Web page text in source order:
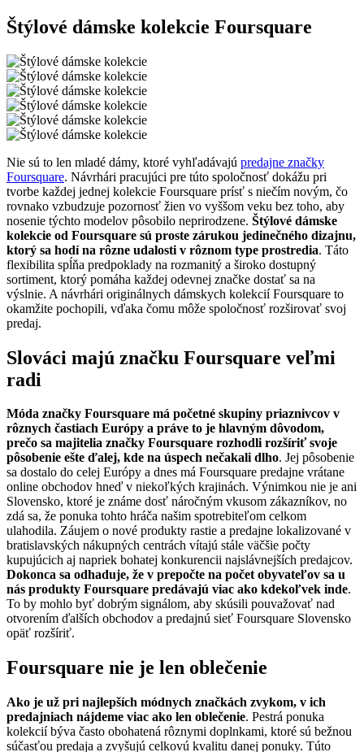
Štýlové dámske kolekcie Foursquare
Nie sú to len mladé dámy, ktoré vyhľadávajú predajne značky
Foursquare. Návrhári pracujúci pre túto spoločnosť dokážu pri
tvorbe každej jednej kolekcie Foursquare prísť s niečím novým, čo
rovnako vzbudzuje pozornosť žien vo vyššom veku bez toho, aby
nosenie týchto modelov pôsobilo neprirodzene. Štýlové dámske
kolekcie od Foursquare sú proste zárukou jedinečného dizajnu,
ktorý sa hodí na rôzne udalosti v rôznom type prostredia. Táto
flexibilita spĺňa predpoklady na rozmanitý a široko dostupný
sortiment, ktorý pomáha každej odevnej značke dostať sa na
výslnie. A návrhári originálnych dámskych kolekcií Foursquare to
okamžite pochopili, vďaka čomu môže spoločnosť rozširovať svoj
predaj.
Slováci majú značku Foursquare veľmi
radi
Móda značky Foursquare má početné skupiny priaznivcov v
rôznych častiach Európy a práve to je hlavným dôvodom,
prečo sa majitelia značky Foursquare rozhodli rozšíriť svoje
pôsobenie ešte ďalej, kde na úspech nečakali dlho. Jej pôsobenie
sa dostalo do celej Európy a dnes má Foursquare predajne vrátane
online obchodov hneď v niekoľkých krajinách. Výnimkou nie je ani
Slovensko, ktoré je známe dosť náročným vkusom zákazníkov, no
zdá sa, že ponuka tohto hráča našim spotrebiteľom celkom
ulahodila. Záujem o nové produkty rastie a predajne lokalizované v
bratislavských nákupných centrách vítajú stále väčšie počty
kupujúcich aj napriek bohatej konkurencii najslávnejších predajcov.
Dokonca sa odhaduje, že v prepočte na počet obyvateľov sa u
nás produkty Foursquare predávajú viac ako kdekoľvek inde.
To by mohlo byť dobrým signálom, aby skúsili pouvažovať nad
otvorením ďalších obchodov a predajnú sieť Foursquare Slovensko
opäť rozšíriť.
Foursquare nie je len oblečenie
Ako je už pri najlepších módnych značkách zvykom, v ich
predajniach nájdeme viac ako len oblečenie. Pestrá ponuka
kolekcií býva často obohatená rôznymi doplnkami, ktoré sú bežnou
súčasťou predaja a zvyšujú celkovú kvalitu danej ponuky. Túto